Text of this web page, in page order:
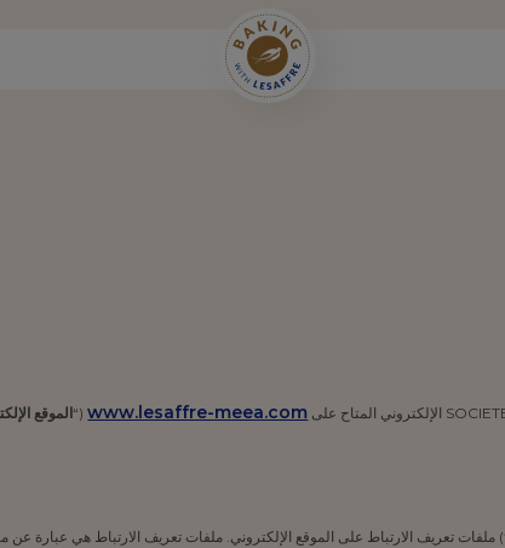
www.lesaffre-meea.com
(“الموقع
ملفات تعريف الارتباط على الموقع الإلكتروني. ملفات تعريف الارتباط هي عبارة